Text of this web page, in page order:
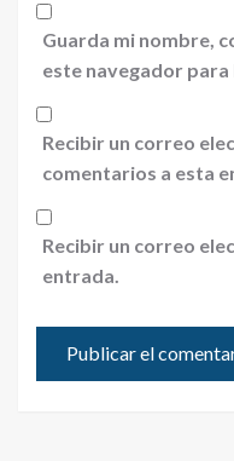
Guarda mi nombre,
este navegador para
Recibir un correo
comentarios a esta
Recibir un correo
entrada.